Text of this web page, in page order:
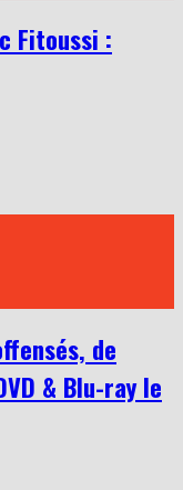
Fitoussi :
de
& Blu-ray le